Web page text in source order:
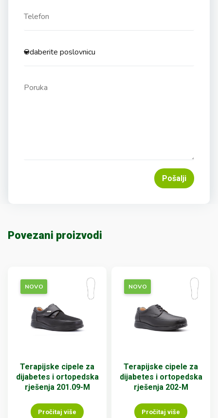
Pošalji
Povezani proizvodi
NOVO
Terapijske cipele za
dijabetes i ortopedska
rješenja 201.09-M
Pročitaj više
NOVO
Terapijske cipele za
dijabetes i ortopedska
rješenja 202-M
Pročitaj više